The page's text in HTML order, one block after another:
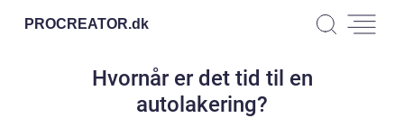
PROCREATOR.dk
Hvornår er det tid til en
autolakering?